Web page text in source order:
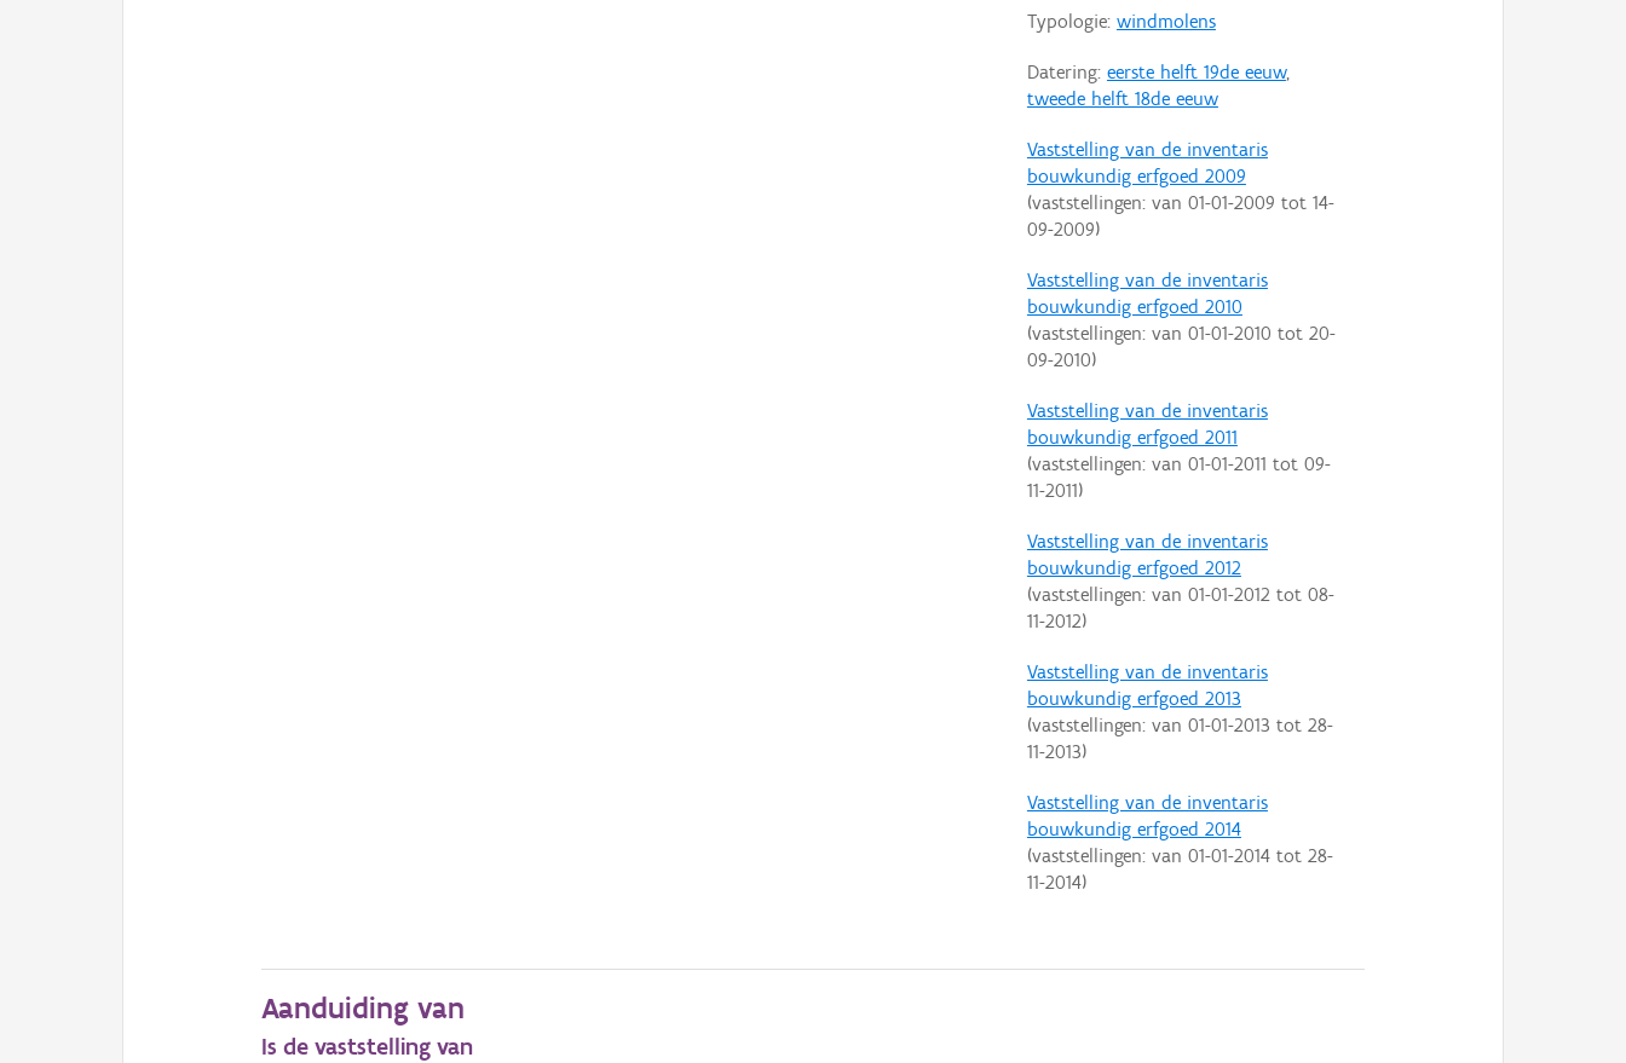
Typologie: windmolens
Datering: eerste helft 19de eeuw,
tweede helft 18de eeuw
Vaststelling van de inventaris
bouwkundig erfgoed 2009
(vaststellingen: van 01-01-2009 tot 14-
09-2009)
Vaststelling van de inventaris
bouwkundig erfgoed 2010
(vaststellingen: van 01-01-2010 tot 20-
09-2010)
Vaststelling van de inventaris
bouwkundig erfgoed 2011
(vaststellingen: van 01-01-2011 tot 09-
11-2011)
Vaststelling van de inventaris
bouwkundig erfgoed 2012
(vaststellingen: van 01-01-2012tot 08-
11-2012)
Vaststelling van de inventaris
bouwkundig erfgoed 2013
(vaststellingen: van 01-01-2013 tot 28-
11-2013)
Vaststelling van de inventaris
bouwkundig erfgoed 2014
(vaststellingen: van 01-01-2014tot 28-
11-2014)
Aanduiding van
Is de vaststelling van